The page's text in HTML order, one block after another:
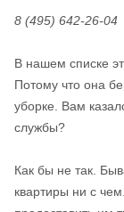
8 (495) 642-26-04
В нашем списке
Потому что она
уборке. Вам
службы?
Как бы не так.
квартиры ни с